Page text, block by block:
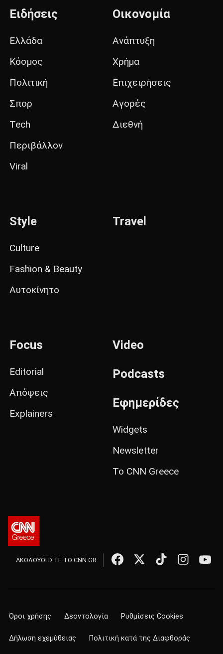
Ειδήσεις
Ελλάδα
Κόσμος
Πολιτική
Σπορ
Tech
Περιβάλλον
Viral
Οικονομία
Ανάπτυξη
Χρήμα
Επιχειρήσεις
Αγορές
Διεθνή
Style
Culture
Fashion & Beauty
Αυτοκίνητο
Travel
Focus
Editorial
Απόψεις
Explainers
Video
Podcasts
Εφημερίδες
Widgets
Newsletter
Το CNN Greece
ΑΚΟΛΟΥΘΗΣΤΕ ΤΟ CNN.GR
Όροι χρήσης Δεοντολογία Ρυθμίσεις Cookies
Δήλωση εχεμύθειας Πολιτική κατά της Διαφθοράς